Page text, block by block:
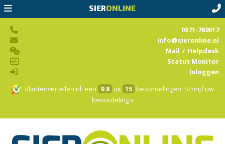
SIERONLINE
Klantenvertellen.nl: een 9.8 uit 15 beoordelingen. Schrijf uw
beoordeling »
0571-769017
info@sieronline.nl
Mail / Helpdesk
Status Monitor
Inloggen